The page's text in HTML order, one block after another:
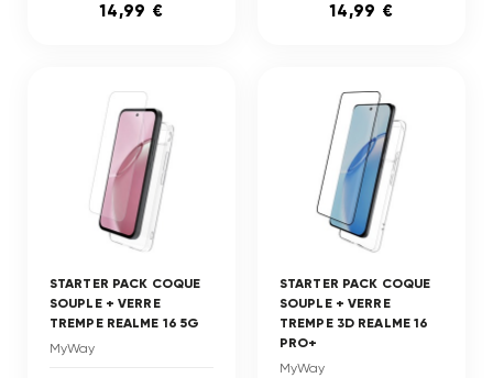
14,99 € 14,99 €
STARTER PACK COQUE
SOUPLE + VERRE
TREMPE REALME 16 5G
MyWay
STARTER PACK COQUE
SOUPLE + VERRE
TREMPE 3D REALME 16
PRO+
MyWay